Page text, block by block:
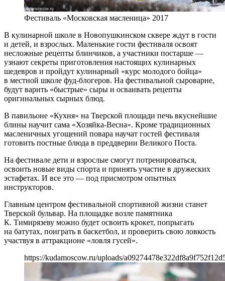
Фестиваль «Московская масленица» 2017
В кулинарной школе в Новопушкинском сквере ждут в гости
и детей, и взрослых. Маленькие гости фестиваля освоят
несложные рецепты блинчиков, а участники постарше —
узнают секреты приготовления настоящих кулинарных
шедевров и пройдут кулинарный «курс молодого бойца»
в местной школе фуд-блогеров. На фестивальной сыроварне,
будут варить «быстрые» сыры и осваивать рецепты
оригинальных сырных блюд.
В павильоне «Кухня» на Тверской площади печь вкуснейшие
блины научит сама «Хозяйка-Весна». Кроме традиционных
масленичных угощений повара научат гостей фестиваля
готовить постные блюда в преддверии Великого Поста.
На фестивале дети и взрослые смогут потренироваться,
освоить новые виды спорта и принять участие в дружеских
эстафетах. И все это — под присмотром опытных
инструкторов.
Главным центром фестивальной спортивной жизни станет
Тверской бульвар. На площадке возле памятника
К. Тимирязеву можно будет освоить крокет, попрыгать
на батутах, поиграть в баскетбол, и проверить свою ловкость
участвуя в аттракционе «ловля гусей».
https://kudamoscow.ru/uploads/